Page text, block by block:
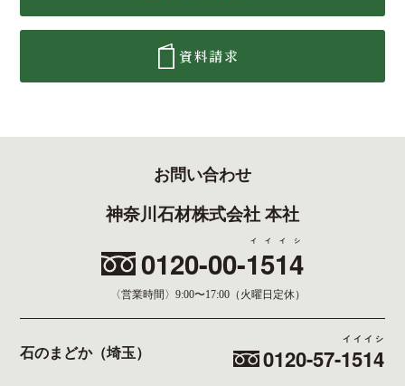
資料請求
お問い合わせ
神奈川石材株式会社 本社
0120-00-1514
イイイシ
〈営業時間〉 9:00〜17:00（火曜日定休）
石のまどか（埼玉） 0120-57-1514
イイイシ